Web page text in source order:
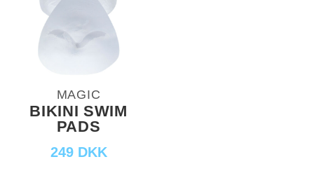
MAGIC
BIKINI SWIM
PADS
249 DKK